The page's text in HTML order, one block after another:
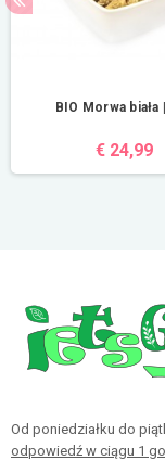
BIO Morwa biała
€ 24,99
Od poniedziałku do
odpowiedź w ciągu 1